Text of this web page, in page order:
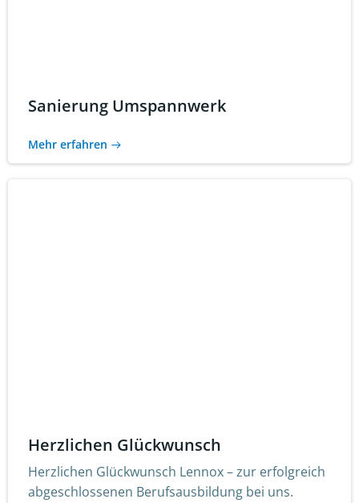
Sanierung Umspannwerk
Mehr erfahren
Herzlichen Glückwunsch
Herzlichen Glückwunsch Lennox – zur erfolgreich
abgeschlossenen Berufsausbildung bei uns.